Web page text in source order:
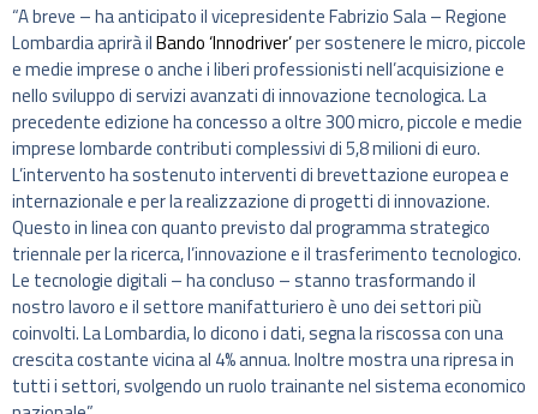
“A breve – ha anticipato il vicepresidente Fabrizio Sala – Regione
Lombardia aprirà ilBando ‘Innodriver’per sostenere le micro, piccole
e medie imprese o anche i liberi professionisti nell’acquisizione e
nello sviluppo di servizi avanzati di innovazione tecnologica. La
precedente edizione ha concesso a oltre 300 micro, piccole e medie
imprese lombarde contributi complessivi di 5,8 milioni di euro.
L’intervento ha sostenuto interventi di brevettazione europea e
internazionale e per la realizzazione di progetti di innovazione.
Questo in linea con quanto previsto dal programma strategico
triennale per la ricerca, l’innovazione e il trasferimento tecnologico.
Le tecnologie digitali – ha concluso – stanno trasformando il
nostro lavoro e il settore manifatturiero è uno dei settori più
coinvolti. La Lombardia, lo dicono i dati, segna la riscossa con una
crescita costante vicina al 4% annua. Inoltre mostra una ripresa in
tutti i settori, svolgendo un ruolo trainante nel sistema economico